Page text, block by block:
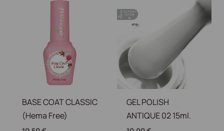
BASE COAT CLASSIC
(Hema Free)
GEL POLISH
ANTIQUE 02 15ml.